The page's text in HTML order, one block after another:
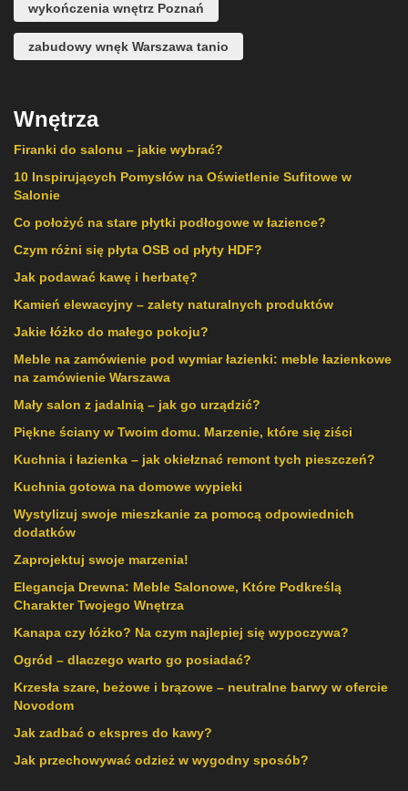
wykończenia wnętrz Poznań
zabudowy wnęk Warszawa tanio
Wnętrza
Firanki do salonu – jakie wybrać?
10 Inspirujących Pomysłów na Oświetlenie Sufitowe w
Salonie
Co położyć na stare płytki podłogowe w łazience?
Czym różni się płyta OSB od płyty HDF?
Jak podawać kawę i herbatę?
Kamień elewacyjny – zalety naturalnych produktów
Jakie łóżko do małego pokoju?
Meble na zamówienie pod wymiar łazienki: meble łazienkowe
na zamówienie Warszawa
Mały salon z jadalnią – jak go urządzić?
Piękne ściany w Twoim domu. Marzenie, które się ziści
Kuchnia i łazienka – jak okiełznać remont tych pieszczeń?
Kuchnia gotowa na domowe wypieki
Wystylizuj swoje mieszkanie za pomocą odpowiednich
dodatków
Zaprojektuj swoje marzenia!
Elegancja Drewna: Meble Salonowe, Które Podkreślą
Charakter Twojego Wnętrza
Kanapa czy łóżko? Na czym najlepiej się wypoczywa?
Ogród – dlaczego warto go posiadać?
Krzesła szare, beżowe i brązowe – neutralne barwy w ofercie
Novodom
Jak zadbać o ekspres do kawy?
Jak przechowywać odzież w wygodny sposób?